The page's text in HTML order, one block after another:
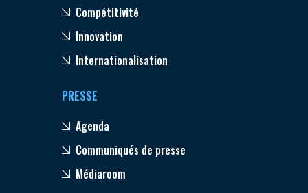
Compétitivité
Innovation
Internationalisation
PRESSE
Agenda
Communiqués de presse
Médiaroom